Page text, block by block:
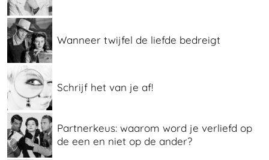
Wanneer twijfel de liefde bedreigt
Schrijf het van je af!
Partnerkeus: waarom word je verliefd op
de een en niet op de ander?